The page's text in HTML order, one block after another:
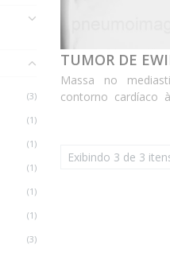
(3)
(1)
(1)
(1)
(1)
(1)
(3)
TUMOR DE
Massa no
contorno cardíaco
disseminação
Exibindo 3 de 3